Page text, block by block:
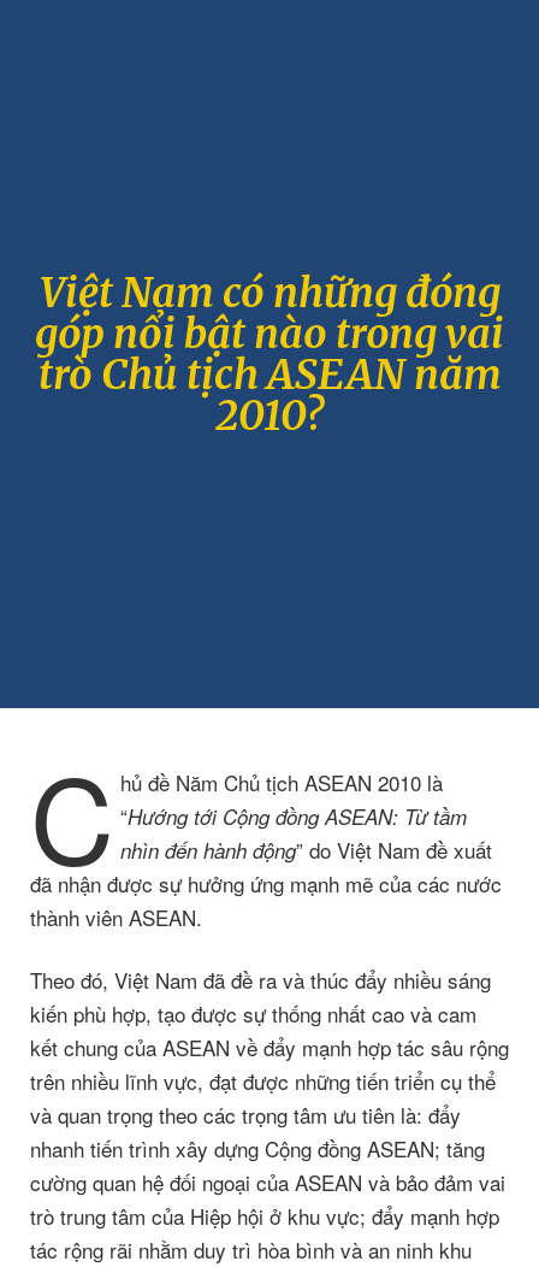
Việt Nam có những đóng
góp nổi bật nào trong vai
trò Chủ tịch ASEAN năm
2010?
C hủ đề Năm Chủ tịch ASEAN 2010 là
“Hướng tới Cộng đồng ASEAN: Từ tầm
nhìn đến hành động” do Việt Nam đề xuất
đã nhận được sự hưởng ứng mạnh mẽ của các nước
thành viên ASEAN.
Theo đó, Việt Nam đã đề ra và thúc đẩy nhiều sáng
kiến phù hợp, tạo được sự thống nhất cao và cam
kết chung của ASEAN về đẩy mạnh hợp tác sâu rộng
trên nhiều lĩnh vực, đạt được những tiến triển cụ thể
và quan trọng theo các trọng tâm ưu tiên là: đẩy
nhanh tiến trình xây dựng Cộng đồng ASEAN; tăng
cường quan hệ đối ngoại của ASEAN và bảo đảm vai
trò trung tâm của Hiệp hội ở khu vực; đẩy mạnh hợp
tác rộng rãi nhằm duy trì hòa bình và an ninh khu